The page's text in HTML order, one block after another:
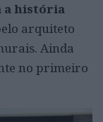
a história
arquiteto
Ainda
no primeiro